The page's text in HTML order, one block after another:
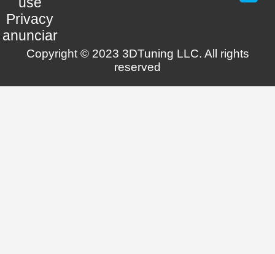
Privacy
anunciar
Copyright © 2023 3DTuning LLC. All rights
reserved